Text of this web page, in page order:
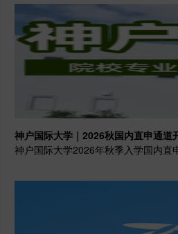
神户国际大学｜2026秋国内直申通道
神户国际大学2026年秋季入学国内直